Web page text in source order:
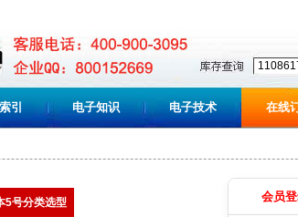
引 电子知识 电子技术 在线
5号分类选型 会员